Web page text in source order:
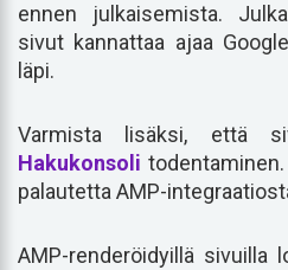
ennen julkaisemista.
sivut kannattaa ajaa
läpi.
Varmista lisäksi, että
Hakukonsoli
palautetta AMP-
AMP-renderöidyillä sivuilla